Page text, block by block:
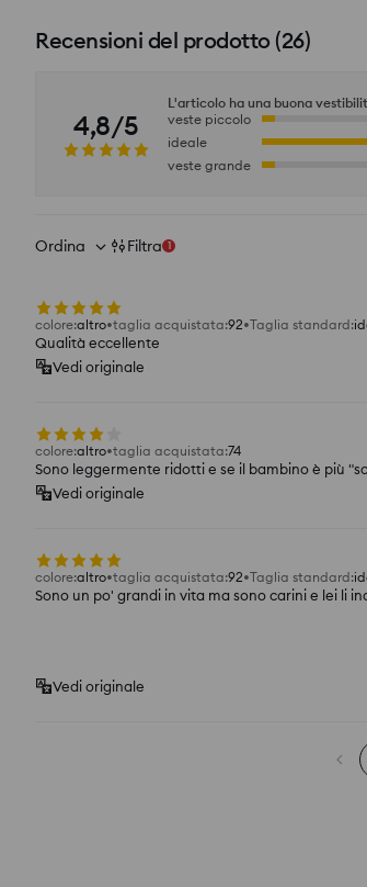
Recensioni del prodotto(26)
4,8/5
L'articolo ha una buona
veste piccolo
ideale
veste grande
Ordina Filtra 1
colore:altro taglia acquistata:92 Taglia standard:
Qualità eccellente
Vedi originale
colore:altro taglia acquistata:74
Sono leggermente ridotti e se il bambino è più
Vedi originale
colore:altro taglia acquistata:92 Taglia standard:
Sono un po' grandi in vita ma sono carini e lei li
Vedi originale